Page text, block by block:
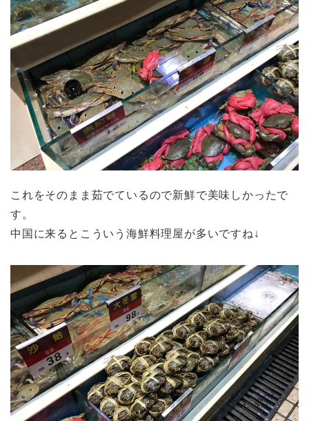
これをそのまま茹でているので新鮮で美味しかったで
す。
中国に来るとこういう海鮮料理屋が多いですね↓